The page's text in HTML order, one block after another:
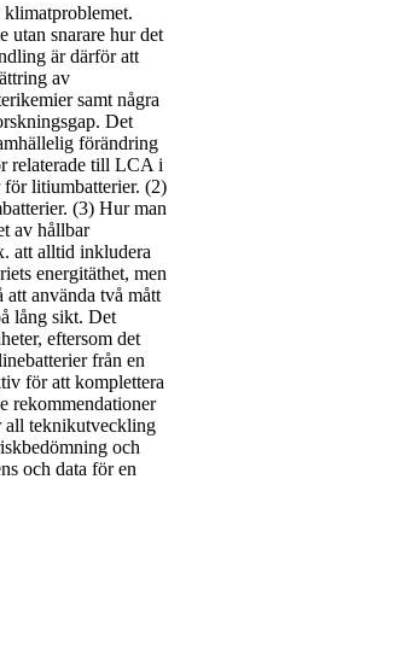
utan snarare hur det
är därför att
av
samt några
Det
förändring
relaterade till LCA i
litiumbatterier. (2)
(3) Hur man
av hållbar
att alltid inkludera
energitäthet, men
att använda två mått
lång sikt. Det
eftersom det
från en
för att komplettera
rekommendationer
all teknikutveckling
och
och data för en